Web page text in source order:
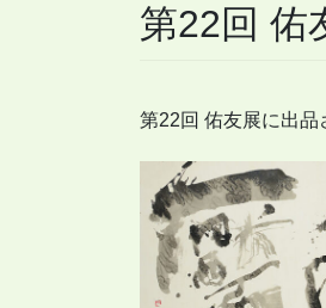
第22回
第22回 佑友展に出品